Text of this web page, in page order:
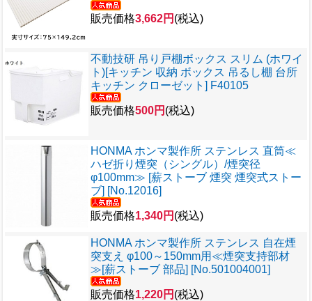
販売価格3,662円 (税込)
不動技研 吊り戸棚ボックス スリム (ホワイ
ト)[キッチン 収納 ボックス 吊るし棚 台所
キッチン クローゼット] F40105
販売価格500円 (税込)
HONMA ホンマ製作所 ステンレス 直筒≪
ハゼ折り煙突（シングル）/煙突径
φ100mm≫ [薪ストーブ 煙突 煙突式ストー
ブ] [No.12016]
販売価格1,340円 (税込)
HONMA ホンマ製作所 ステンレス 自在煙
突支え φ100～150mm用≪煙突支持部材
≫[薪ストーブ 部品] [No.501004001]
販売価格1,220円 (税込)